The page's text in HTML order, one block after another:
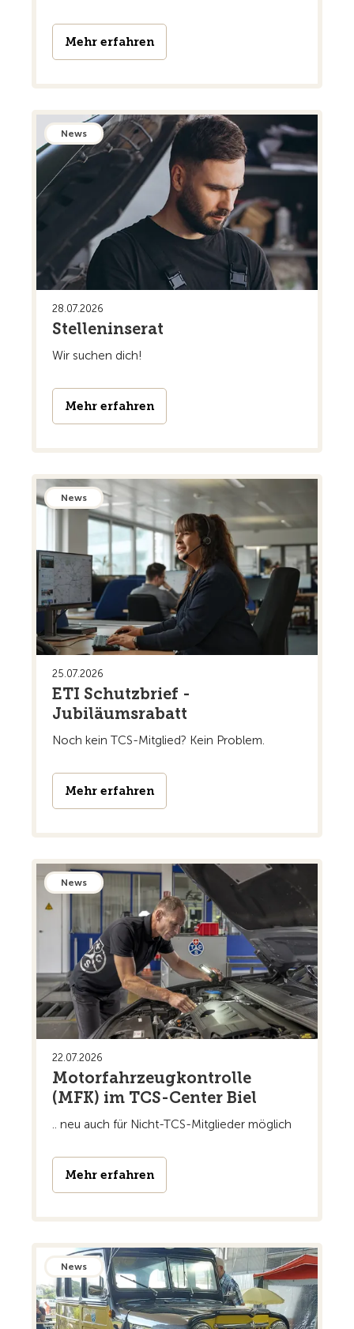
Mehr erfahren
News
28.07.2026
Stelleninserat
Wir suchen dich!
Mehr erfahren
News
25.07.2026
ETI Schutzbrief -
Jubiläumsrabatt
Noch kein TCS-Mitglied? Kein Problem.
Mehr erfahren
News
22.07.2026
Motorfahrzeugkontrolle
(MFK) im TCS-Center Biel
.. neu auch für Nicht-TCS-Mitglieder möglich
Mehr erfahren
News